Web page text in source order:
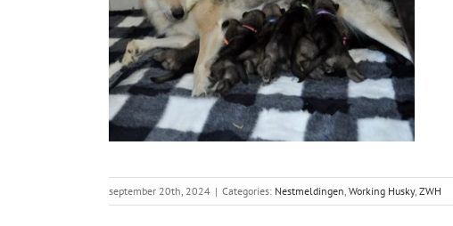
september 20th, 2024 | Categories: Nestmeldingen, Working Husky, ZWH